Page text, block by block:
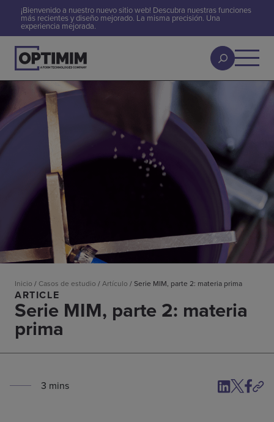
¡Bienvenido a nuestro nuevo sitio web! Descubra nuestras funciones
más recientes y diseño mejorado. La misma precisión. Una
experiencia mejorada.
Inicio / Casos de estudio /Artículo /Serie MIM, parte 2: materia prima
ARTICLE
Serie MIM, parte 2: materia
prima
3 mins